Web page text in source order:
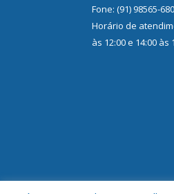
Fone: (91) 98565-
Horário de
às 12:00 e 14:00 às